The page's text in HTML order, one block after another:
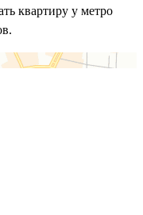
квартиру у метро